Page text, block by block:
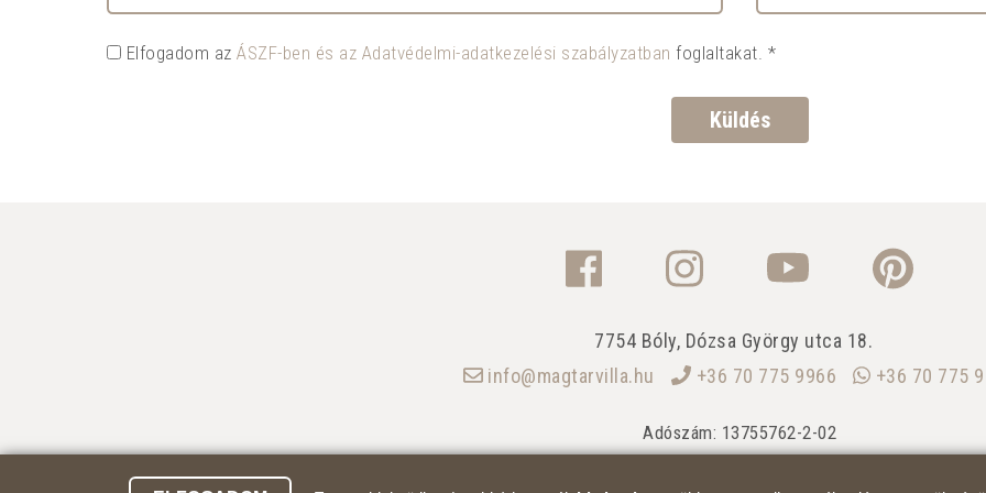
Elfogadom az ÁSZF-ben és az Adatvédelmi-adatkezelési szabályzatban foglaltakat. *
Küldés
7754 Bóly, Dózsa György utca 18.
info@magtarvilla.hu
+36 70 775 9966 +36 70 775
Adószám: 13755762-2-02